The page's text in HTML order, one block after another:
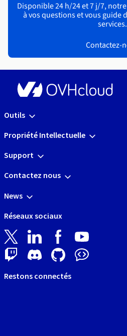
Disponible 24 h/24 et 7 j/7,
à vos questions et vous guide
services.
Contactez-
Outils
Propriété Intellectuelle
Support
Contactez nous
News
Réseaux sociaux
Restons connectés